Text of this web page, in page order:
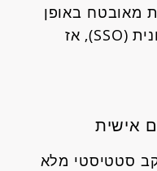
מאובטח באופן
מיטבי ומותאם לאבטחה ארגונית (SSO), אז
אישית
סטטיסטי מלא